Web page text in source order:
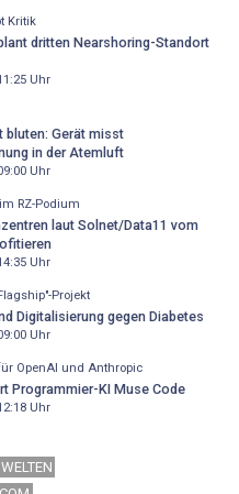
Kritik
dritten Nearshoring-Standort
Uhr
bluten: Gerät misst
in der Atemluft
Uhr
RZ-Podium
laut Solnet/Data11 vom
Uhr
Projekt
Digitalisierung gegen Diabetes
Uhr
OpenAI und Anthropic
Programmier-KI Muse Code
Uhr